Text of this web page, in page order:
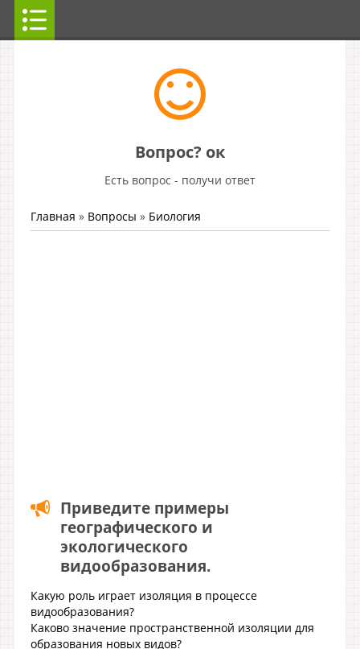
Вопрос? ок
Есть вопрос - получи ответ
Главная » Вопросы » Биология
Приведите примеры
географического и
экологического
видообразования.
Какую роль играет изоляция в процессе
видообразования?
Каково значение пространственной изоляции для
образования новых видов?